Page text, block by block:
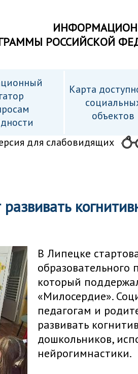
РОССИЙСКОЙ
Карта
объектов
для слабовидящих
В Липецке
который
«Милосердие».
педагогам и
развивать
дошкольников,
нейрогимнастики.